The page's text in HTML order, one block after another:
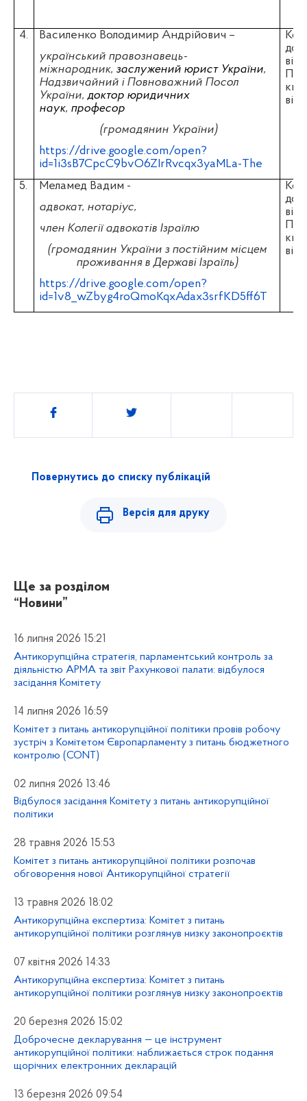
4.
Василенко Володимир Андрійович –
український правознавець-
міжнародник, заслужений юрист України,
Надзвичайний і Повноважний Посол
України,доктор юридичних
наук, професор
(громадянин України)
https://drive.google.com/open?
id=1i3sB7CpcC9bvO6ZIrRvcqx3yaMLa-The
5.
Меламед Вадим -
адвокат, нотаріус,
член Колегії адвокатів Ізраїлю
(громадянин України з постійним місцем
проживання в Державі Ізраїль)
https://drive.google.com/open?
id=1v8_wZbyg4roQmoKqxAdax3srfKD5ff6T
Поділитись
Повернутись до списку публікацій
Версія для друку
Ще за розділом
“Новини”
16 липня 2026 15:21
Антикорупційна стратегія, парламентський контроль за
діяльністю АРМА та звіт Рахункової палати: відбулося
засідання Комітету
14 липня 2026 16:59
Комітет з питань антикорупційної політики провів робочу
зустріч з Комітетом Європарламенту з питань бюджетного
контролю (CONT)
02 липня 2026 13:46
Відбулося засідання Комітету з питань антикорупційної
політики
28 травня 2026 15:53
Комітет з питань антикорупційної політики розпочав
обговорення нової Антикорупційної стратегії
13 травня 2026 18:02
Антикорупційна експертиза: Комітет з питань
антикорупційної політики розглянув низку законопроєктів
07 квітня 2026 14:33
Антикорупційна експертиза: Комітет з питань
антикорупційної політики розглянув низку законопроєктів
20 березня 2026 15:02
Доброчесне декларування — це інструмент
антикорупційної політики: наближається строк подання
щорічних електронних декларацій
13 березня 2026 09:54